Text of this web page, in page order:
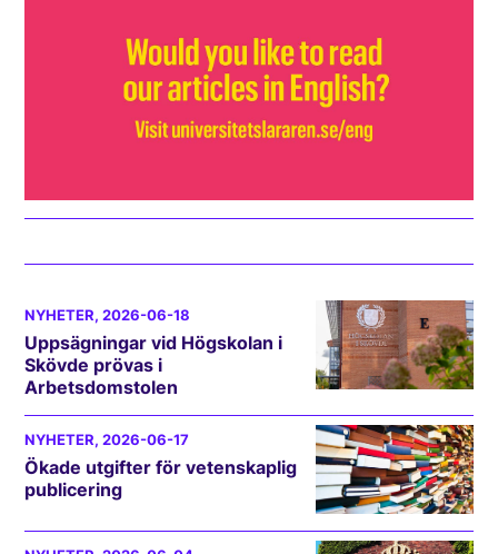
NYHETER, 2026-06-18
Uppsägningar vid Högskolan i
Skövde prövas i
Arbetsdomstolen
NYHETER, 2026-06-17
Ökade utgifter för vetenskaplig
publicering